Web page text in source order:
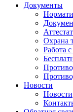
Документы
Охрана
Работа
Новости
Новости